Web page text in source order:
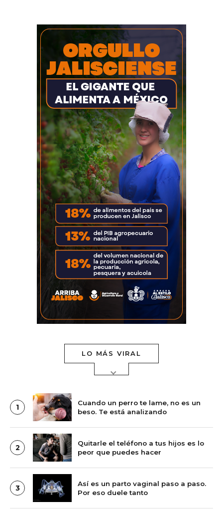
LO MÁS VIRAL
1
Cuando un perro te lame, no es un
beso. Te está analizando
2
Quitarle el teléfono a tus hijos es lo
peor que puedes hacer
3
Así es un parto vaginal paso a paso.
Por eso duele tanto